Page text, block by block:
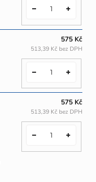
575 Kč
513,39 Kč bez DPH
575 Kč
513,39 Kč bez DPH